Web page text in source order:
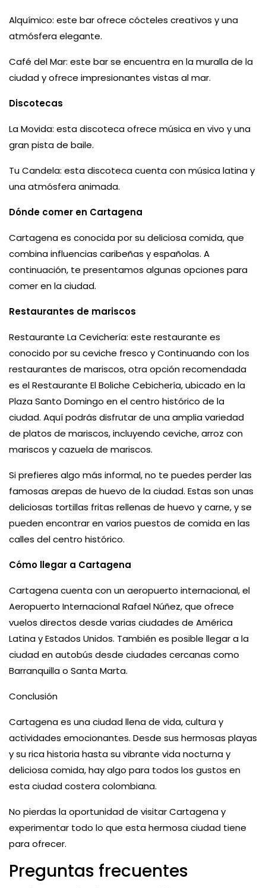
Alquímico: este bar ofrece cócteles creativos y una
atmósfera elegante.
Café del Mar: este bar se encuentra en la muralla de la
ciudad y ofrece impresionantes vistas al mar.
Discotecas
La Movida: esta discoteca ofrece música en vivo y una
gran pista de baile.
Tu Candela: esta discoteca cuenta con música latina y
una atmósfera animada.
Dónde comer en Cartagena
Cartagena es conocida por su deliciosa comida, que
combina influencias caribeñas y españolas. A
continuación, te presentamos algunas opciones para
comer en la ciudad.
Restaurantes de mariscos
Restaurante La Cevichería: este restaurante es
conocido por su ceviche fresco y Continuando con los
restaurantes de mariscos, otra opción recomendada
es el Restaurante El Boliche Cebichería, ubicado en la
Plaza Santo Domingo en el centro histórico de la
ciudad. Aquí podrás disfrutar de una amplia variedad
de platos de mariscos, incluyendo ceviche, arroz con
mariscos y cazuela de mariscos.
Si prefieres algo más informal, no te puedes perder las
famosas arepas de huevo de la ciudad. Estas son unas
deliciosas tortillas fritas rellenas de huevo y carne, y se
pueden encontrar en varios puestos de comida en las
calles del centro histórico.
Cómo llegar a Cartagena
Cartagena cuenta con un aeropuerto internacional, el
Aeropuerto Internacional Rafael Núñez, que ofrece
vuelos directos desde varias ciudades de América
Latina y Estados Unidos. También es posible llegar a la
ciudad en autobús desde ciudades cercanas como
Barranquilla o Santa Marta.
Conclusión
Cartagena es una ciudad llena de vida, cultura y
actividades emocionantes. Desde sus hermosas playas
y su rica historia hasta su vibrante vida nocturna y
deliciosa comida, hay algo para todos los gustos en
esta ciudad costera colombiana.
No pierdas la oportunidad de visitar Cartagena y
experimentar todo lo que esta hermosa ciudad tiene
para ofrecer.
Preguntas frecuentes